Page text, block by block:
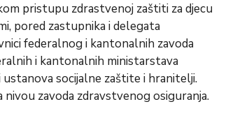
pristupu zdrastvenoj zaštiti za djecu
pored zastupnika i delegata
federalnog i kantonalnih zavoda
i kantonalnih ministarstava
socijalne zaštite i hranitelji.
zavoda zdravstvenog osiguranja.